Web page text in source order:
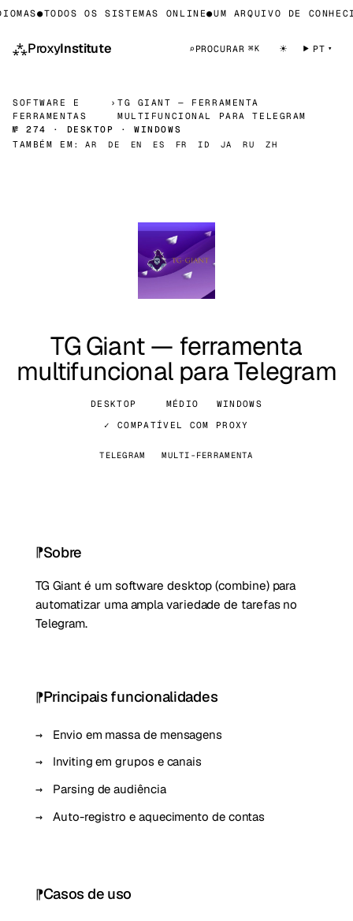
●TODOS OS SISTEMAS ONLINE ●UM ARQUIVO DE
⁂ProxyInstitute ⌕ PROCURAR ⌘K ☀ PT
SOFTWARE E
FERRAMENTAS
›TG GIANT — FERRAMENTA
MULTIFUNCIONAL PARA TELEGRAM
№ 274 · DESKTOP · WINDOWS
TAMBÉM EM:
AR DE EN ES FR ID JA RU ZH
TG Giant — ferramenta
multifuncional para Telegram
DESKTOP MÉDIO
WINDOWS
✓ COMPATÍVEL COM PROXY
TELEGRAM MULTI-FERRAMENTA
Sobre
TG Giant é um software desktop (combine) para
automatizar uma ampla variedade de tarefas no
Telegram.
Principais funcionalidades
Envio em massa de mensagens
Inviting em grupos e canais
Parsing de audiência
Auto-registro e aquecimento de contas
Casos de uso